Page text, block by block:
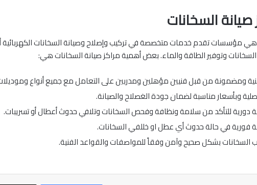
السخانات
هي مؤسسات تقدم خدمات متخصصة في تركيب وإصلاح وصيانة السخانات الكهربائية
وتوفير الطاقة والماء. بعض أهمية مراكز صيانة السخانات هي:
ومضمونة من قبل فنيين مؤهلين ومدربين على التعامل مع جميع أنواع
وبأسعار مناسبة لضمان جودة الغصلاح والصيانة.
دورية للتأكد من سلامة ونظافة وفحص السخانات وتلافي حدوث أعطال أو تسريبات.
فورية في حالة حدوث أي عطل او خللفي السخانات.
السخانات بشكل صحيح وآمن وفقاً للمواصفات والقواعد الفنية.